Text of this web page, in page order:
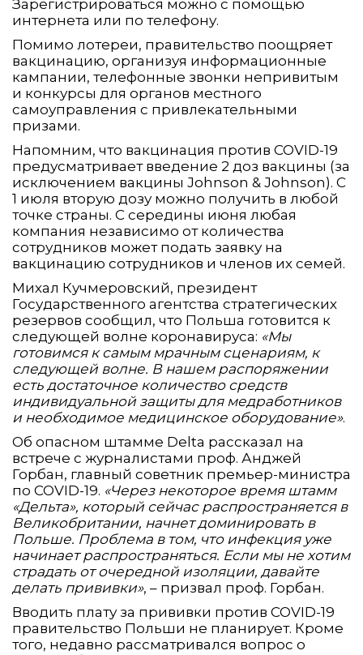
Зарегистрироваться можно с помощью
интернета или по телефону.
Помимо лотереи, правительство поощряет
вакцинацию, организуя информационные
кампании, телефонные звонки непривитым
и конкурсы для органов местного
самоуправления с привлекательными
призами.
Напомним, что вакцинация против COVID-19
предусматривает введение 2 доз вакцины (за
исключением вакцины Johnson & Johnson). С
1 июля вторую дозу можно получить в любой
точке страны. С середины июня любая
компания независимо от количества
сотрудников может подать заявку на
вакцинацию сотрудников и членов их семей.
Михал Кучмеровский, президент
Государственного агентства стратегических
резервов сообщил, что Польша готовится к
следующей волне коронавируса: «Мы
готовимся к самым мрачным сценариям, к
следующей волне. В нашем распоряжении
есть достаточное количество средств
индивидуальной защиты для медработников
и необходимое медицинское оборудование».
Об опасном штамме Delta рассказал на
встрече с журналистами проф. Анджей
Горбан, главный советник премьер-министра
по COVID-19. «Через некоторое время штамм
«Дельта», который сейчас распространяется в
Великобритании, начнет доминировать в
Польше. Проблема в том, что инфекция уже
начинает распространяться. Если мы не хотим
страдать от очередной изоляции, давайте
делать прививки», – призвал проф. Горбан.
Вводить плату за прививки против COVID-19
правительство Польши не планирует. Кроме
того, недавно рассматривался вопрос о